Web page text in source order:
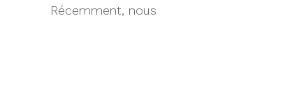
Récemment, nous